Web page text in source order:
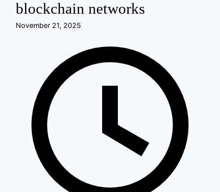
blockchain networks
November 21, 2025